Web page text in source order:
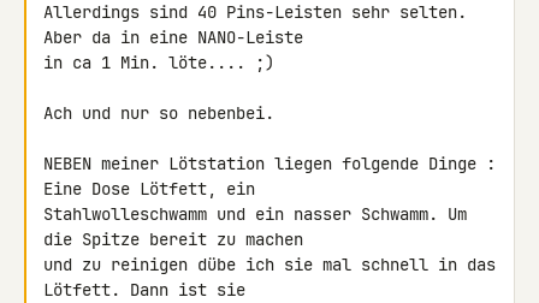
Allerdings sind 40 Pins-Leisten sehr selten.
Aber da in eine NANO-Leiste
in ca 1 Min. löte.... ;)
Ach und nur so nebenbei.
NEBEN meiner Lötstation liegen folgende Dinge :
Eine Dose Lötfett, ein
Stahlwolleschwamm und ein nasser Schwamm. Um
die Spitze bereit zu machen
und zu reinigen dübe ich sie mal schnell in das
Lötfett. Dann ist sie